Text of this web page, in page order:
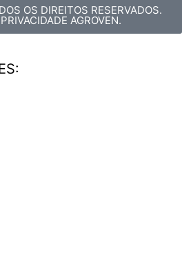
OS DIREITOS RESERVADOS.
AGROVEN.